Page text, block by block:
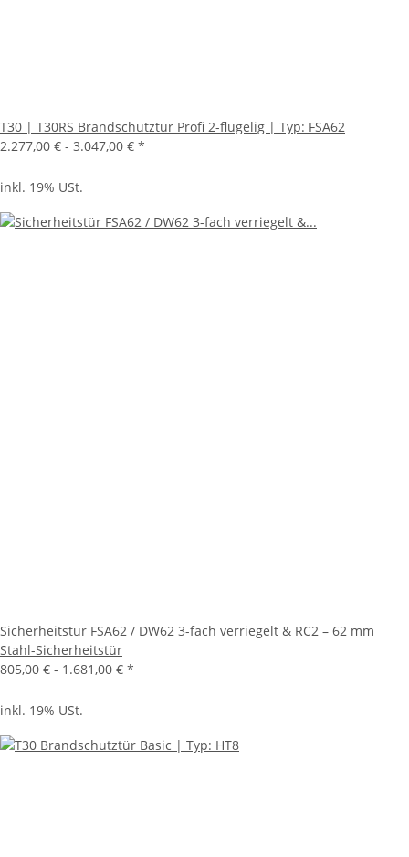
T30 | T30RS Brandschutztür Profi 2-flügelig | Typ: FSA62
2.277,00 € - 3.047,00 € *
inkl. 19% USt.
Sicherheitstür FSA62 / DW62 3-fach verriegelt & RC2 – 62 mm
Stahl-Sicherheitstür
805,00 € - 1.681,00 € *
inkl. 19% USt.